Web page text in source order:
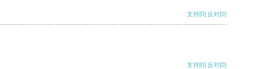
支持[0] 反对[0]
支持[0] 反对[0]